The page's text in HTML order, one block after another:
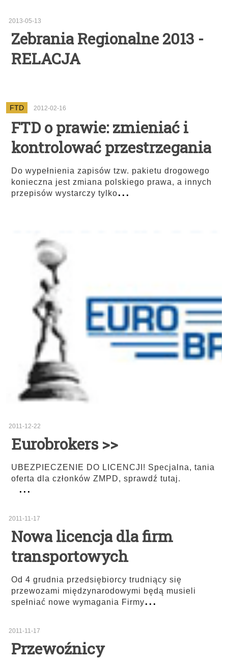
2013-05-13
Zebrania Regionalne 2013 -
RELACJA
FTD 2012-02-16
FTD o prawie: zmieniać i
kontrolować przestrzegania
Do wypełnienia zapisów tzw. pakietu drogowego
konieczna jest zmiana polskiego prawa, a innych
przepisów wystarczy tylko...
2011-12-22
Eurobrokers >>
UBEZPIECZENIE DO LICENCJI! Specjalna, tania
oferta dla członków ZMPD, sprawdź tutaj.
...
2011-11-17
Nowa licencja dla firm
transportowych
Od 4 grudnia przedsiębiorcy trudniący się
przewozami międzynarodowymi będą musieli
spełniać nowe wymagania Firmy...
2011-11-17
Przewoźnicy